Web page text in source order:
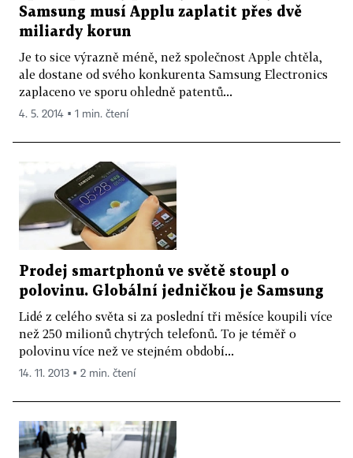
Samsung musí Applu zaplatit přes dvě
miliardy korun
Je to sice výrazně méně, než společnost Apple chtěla,
ale dostane od svého konkurenta Samsung Electronics
zaplaceno ve sporu ohledně patentů...
4. 5. 2014 ▪ 1 min. čtení
Prodej smartphonů ve světě stoupl o
polovinu. Globální jedničkou je Samsung
Lidé z celého světa si za poslední tři měsíce koupili více
než 250 milionů chytrých telefonů. To je téměř o
polovinu více než ve stejném období...
14. 11. 2013 ▪ 2 min. čtení